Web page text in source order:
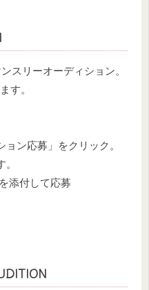
スリーオーディション。
す。
ョン応募」をクリック。
添付して応募